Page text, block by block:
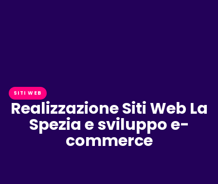
SITI WEB
Realizzazione Siti Web La
Spezia e sviluppo e-
commerce